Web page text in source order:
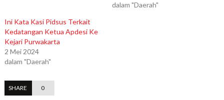
dalam "Daerah"
Ini Kata Kasi Pidsus Terkait
Kedatangan Ketua Apdesi Ke
Kejari Purwakarta
2 Mei 2024
dalam "Daerah"
SHARE 0